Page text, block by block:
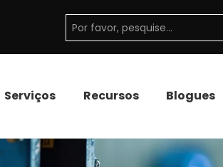
Serviços Recursos Blogues